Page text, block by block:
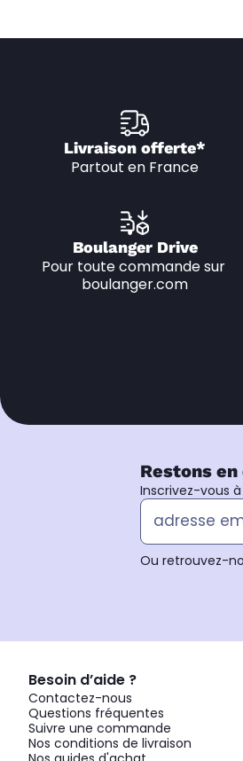
Livraison offerte*
Partout en France
Boulanger Drive
Pour toute commande sur
boulanger.com
Restons
Inscrivez-vous
Ou retrouvez-
Besoin d’aide ?
Contactez-nous
Questions fréquentes
Suivre une commande
Nos conditions de livraison